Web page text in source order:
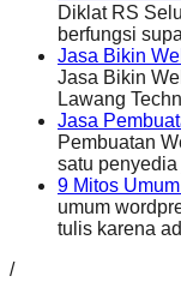
Diklat RS
berfungsi
Jasa Bikin
Jasa Bikin
Lawang
Jasa
Pembuatan
satu
9 Mitos
umum
tulis karena
/